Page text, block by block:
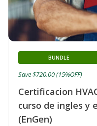
Certificacion
curso de ingles y
(EnGen)
BUNDLE
Save $720.00 (15%OFF)